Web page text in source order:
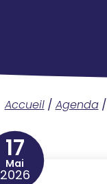
Accueil/ Agenda/
17
Mai
2026